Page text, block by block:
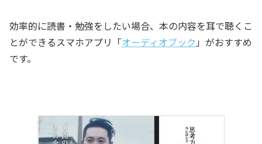
効率的に読書・勉強をしたい場合、本の内容を耳で聴くこ
とができるスマホアプリ「オーディオブック 」がおすすめ
です。